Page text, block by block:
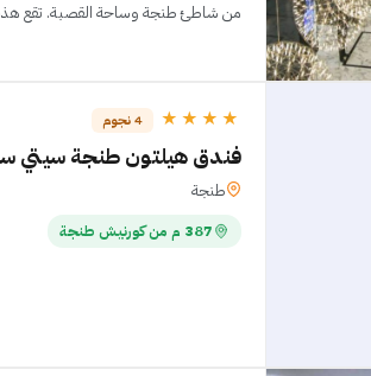
من شاطئ طنجة وساحة القصبة. تقع هذه
★★★★ 4 نجوم
فندق هيلتون طنجة سيتي
طنجة
387 م من كورنيش طنجة